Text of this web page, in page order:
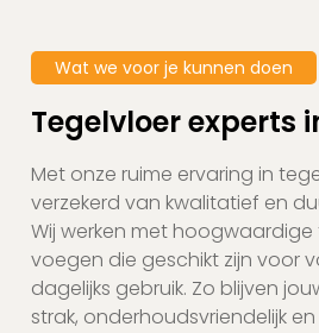
Wat we voor je kunnen doen
Tegelvloer experts
Met onze ruime ervaring in
verzekerd van kwalitatief en
Wij werken met hoogwaardige
voegen die geschikt zijn voor
dagelijks gebruik. Zo blijven
strak, onderhoudsvriendelijk